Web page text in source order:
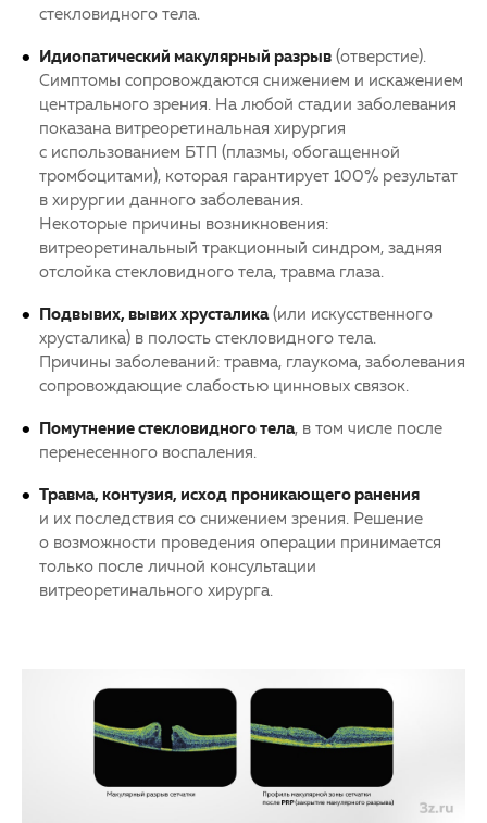
стекловидного тела.
Идиопатический макулярный разрыв (отверстие).
Симптомы сопровождаются снижением и искажением
центрального зрения. На любой стадии заболевания
показана витреоретинальная хирургия
с использованием БТП (плазмы, обогащенной
тромбоцитами), которая гарантирует 100% результат
в хирургии данного заболевания.
Некоторые причины возникновения:
витреоретинальный тракционный синдром, задняя
отслойка стекловидного тела, травма глаза.
Подвывих, вывих хрусталика (или искусственного
хрусталика) в полость стекловидного тела.
Причины заболеваний: травма, глаукома, заболевания
сопровождающие слабостью цинновых связок.
Помутнение стекловидного тела , в том числе после
перенесенного воспаления.
Травма, контузия, исход проникающего ранения
и их последствия со снижением зрения. Решение
о возможности проведения операции принимается
только после личной консультации
витреоретинального хирурга.